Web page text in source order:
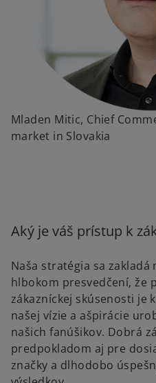
Mladen Mitic, Chief
market in Slovakia
Aký je váš prístup k
Naša stratégia sa
hlbokom presvedčení, že
zákazníckej skúsenosti je
našej vízie a ašpirácie
našich fanúšikov. Dobrá
predpokladom aj pre
značky a dlhodobo